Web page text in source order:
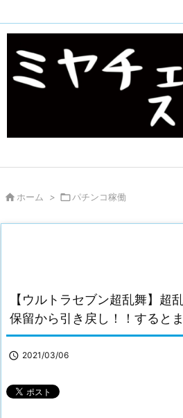
 ホーム > パチンコ稼働
【ウルトラセブン超乱舞】超
保留から引き戻し！！すると
 2021/03/06